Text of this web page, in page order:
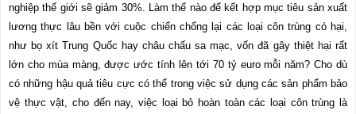
nghiệp thế giới sẽ giảm 30%. Làm thế nào để kết hợp mục tiêu sản xuất
lương thực lâu bền với cuộc chiến chống lại các loại côn trùng có hại,
như bọ xít Trung Quốc hay châu chấu sa mạc, vốn đã gây thiệt hại rất
lớn cho mùa màng, được ước tính lên tới 70 tỷ euro mỗi năm? Cho dù
có những hậu quả tiêu cực có thể trong việc sử dụng các sản phẩm bảo
vệ thực vật, cho đến nay, việc loại bỏ hoàn toàn các loại côn trùng là